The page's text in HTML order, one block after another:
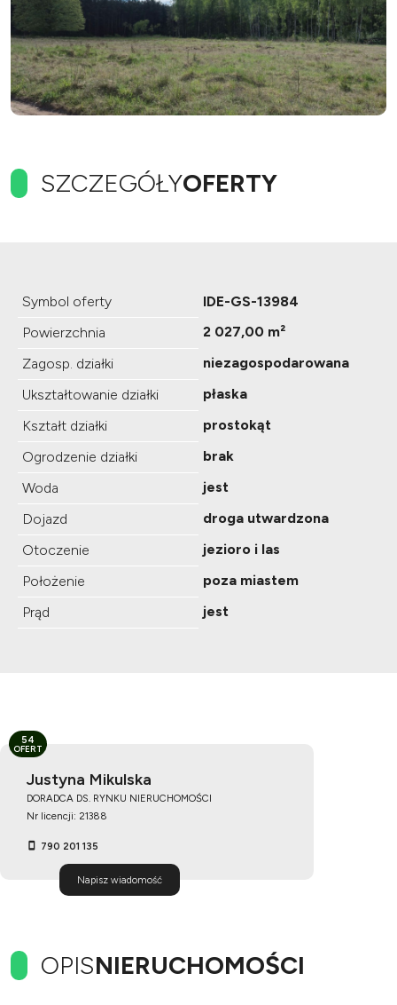
SZCZEGÓŁYOFERTY
Symbol oferty
IDE-GS-13984
Powierzchnia
2 027,00 m²
Zagosp. działki
niezagospodarowana
Ukształtowanie działki
płaska
Kształt działki
prostokąt
Ogrodzenie działki
brak
Woda
jest
Dojazd
droga utwardzona
Otoczenie
jezioro i las
Położenie
poza miastem
Prąd
jest
Justyna Mikulska
DORADCA DS. RYNKU NIERUCHOMOŚCI
Nr licencji: 21388
790 201 135
Napisz wiadomość
54
OFERT
OPISNIERUCHOMOŚCI